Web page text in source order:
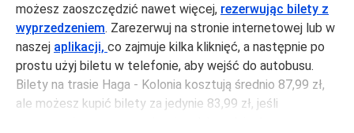
możesz zaoszczędzić nawet więcej, rezerwując bilety z
wyprzedzeniem. Zarezerwuj na stronie internetowej lub w
naszej aplikacji, co zajmuje kilka kliknięć, a następnie po
prostu użyj biletu w telefonie, aby wejść do autobusu.
Bilety na trasie Haga - Kolonia kosztują średnio 87,99 zł,
ale możesz kupić bilety za jedynie 83,99 zł, jeśli